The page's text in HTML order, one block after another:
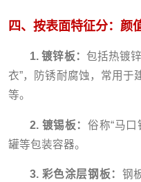
四、按表面特征分：颜
1. 镀锌板： 包括热镀
衣”，防锈耐腐蚀，常用于
等。
2. 镀锡板：俗称“马
罐等包装容器。
3. 彩色涂层钢板： 钢